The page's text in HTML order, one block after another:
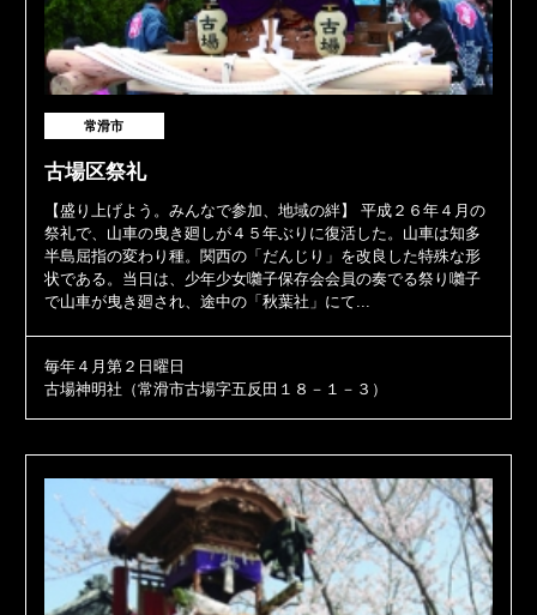
常滑市
古場区祭礼
【盛り上げよう。みんなで参加、地域の絆】 平成２６年４月の
祭礼で、山車の曳き廻しが４５年ぶりに復活した。山車は知多
半島屈指の変わり種。関西の「だんじり」を改良した特殊な形
状である。当日は、少年少女囃子保存会会員の奏でる祭り囃子
で山車が曳き廻され、途中の「秋葉社」にて...
毎年４月第２日曜日
古場神明社（常滑市古場字五反田１８－１－３）